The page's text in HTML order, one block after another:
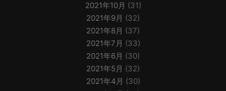
2021年10月 (31)
2021年9月 (32)
2021年8月 (37)
2021年7月 (33)
2021年6月 (30)
2021年5月 (32)
2021年4月 (30)